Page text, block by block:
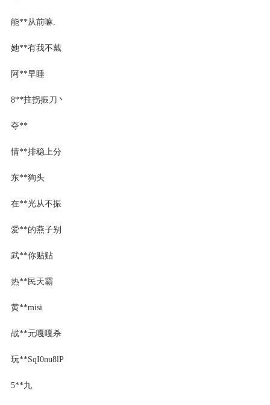
能**从前嘛.
她**有我不戴
阿**早睡
8**拄拐振刀丶
夺**
情**排稳上分
东**狗头
在**光从不振
爱**的燕子别
武**你贴贴
热**民天霸
黄**misi
战**元嘎嘎杀
玩**SqI0nu8lP
5**九